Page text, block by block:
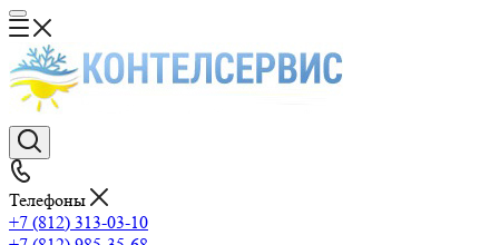
Телефоны
+7 (812) 313-03-10